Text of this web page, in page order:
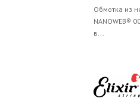
Обмотка из
NANOWEB®
в...